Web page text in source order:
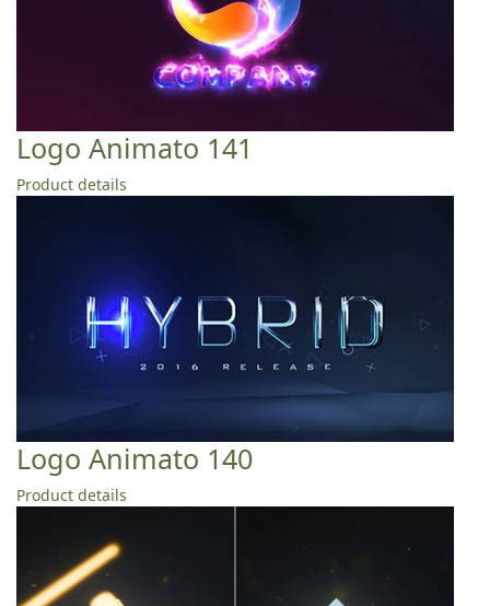
Logo Animato 141
Product details
Logo Animato 140
Product details